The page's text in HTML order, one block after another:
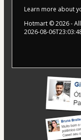
Learn more about
Hotmart ©2026-
2026-08-